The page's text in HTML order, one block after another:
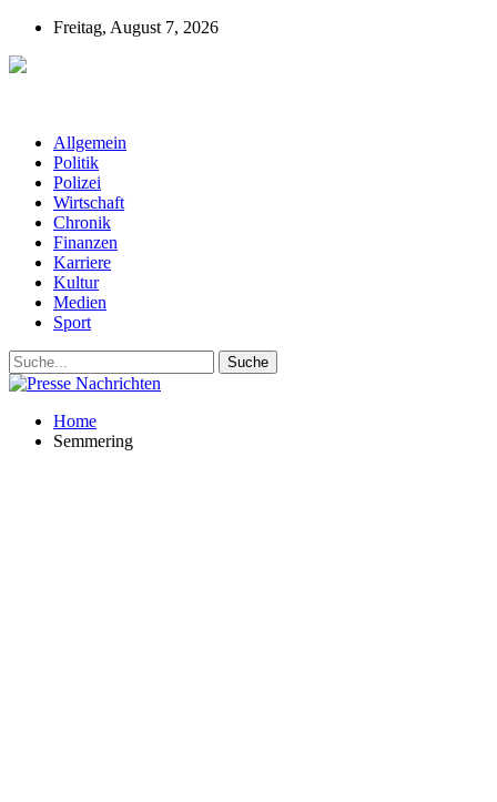
Freitag, August 7, 2026
Allgemein
Politik
Polizei
Wirtschaft
Chronik
Finanzen
Karriere
Kultur
Medien
Sport
Home
Semmering